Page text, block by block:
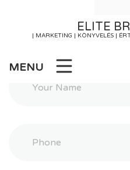
ELITE
| MARKETING | KÖNYVELÉS |
MENU